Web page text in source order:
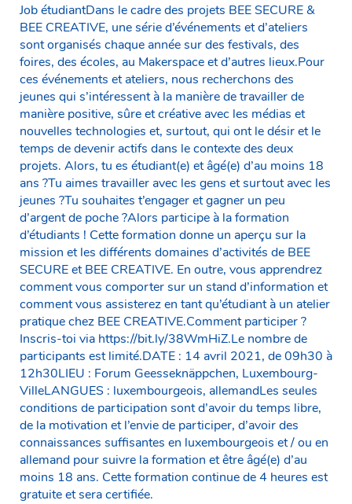
Job étudiantDans le cadre des projets BEE SECURE &
BEE CREATIVE, une série d’événements et d’ateliers
sont organisés chaque année sur des festivals, des
foires, des écoles, au Makerspace et d’autres lieux.Pour
ces événements et ateliers, nous recherchons des
jeunes qui s’intéressent à la manière de travailler de
manière positive, sûre et créative avec les médias et
nouvelles technologies et, surtout, qui ont le désir et le
temps de devenir actifs dans le contexte des deux
projets. Alors, tu es étudiant(e) et âgé(e) d’au moins 18
ans ?Tu aimes travailler avec les gens et surtout avec les
jeunes ?Tu souhaites t’engager et gagner un peu
d’argent de poche ?Alors participe à la formation
d’étudiants ! Cette formation donne un aperçu sur la
mission et les différents domaines d’activités de BEE
SECURE et BEE CREATIVE. En outre, vous apprendrez
comment vous comporter sur un stand d’information et
comment vous assisterez en tant qu’étudiant à un atelier
pratique chez BEE CREATIVE.Comment participer ?
Inscris-toi via https://bit.ly/38WmHiZ.Le nombre de
participants est limité.DATE : 14 avril 2021, de 09h30 à
12h30LIEU : Forum Geesseknäppchen, Luxembourg-
VilleLANGUES : luxembourgeois, allemandLes seules
conditions de participation sont d’avoir du temps libre,
de la motivation et l’envie de participer, d’avoir des
connaissances suffisantes en luxembourgeois et / ou en
allemand pour suivre la formation et être âgé(e) d’au
moins 18 ans. Cette formation continue de 4 heures est
gratuite et sera certifiée.